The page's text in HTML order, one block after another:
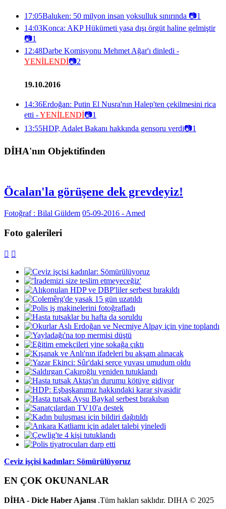
17:05Baluken: 50 milyon insan yoksulluk sınırında 📷1
14:03Konca: AKP Hükümeti yasa dışı örgüt haline gelmiştir
📷1
12:48Darbe Komisyonu Mehmet Ağar'ı dinledi -
YENİLENDİ📷2
19.10.2016
14:36Erdoğan: Putin El Nusra'nın Halep'ten çekilmesini rica
etti -YENİLENDİ📷1
13:55HDP, Adalet Bakanı hakkında gensoru verdi📷1
DİHA'nın Objektifinden
Öcalan'la görüşene dek grevdeyiz!
Fotoğraf : Bilal Güldem 05-09-2016 - Amed
Foto galerileri
 
Ceviz işçisi kadınlar: Sömürülüyoruz
EN ÇOK OKUNANLAR
DİHA - Dicle Haber Ajansı .Tüm hakları saklıdır. DIHA © 2025